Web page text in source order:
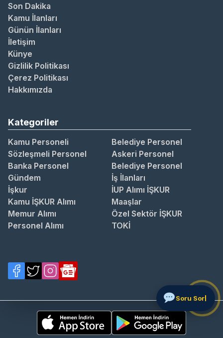
Son Dakika
Kamu İlanları
Günün İlanları
İletişim
Künye
Gizlilik Politikası
Çerez Politikası
Hakkımızda
Kategoriler
Kamu Personeli
Belediye Personel
Sözleşmeli Personel
Askeri Personel
Banka Personel
Belediye Personel
Gündem
İş İlanları
İşkur
İUP Alımı İŞKUR
Kamu İŞKUR Alımı
Maaşlar
Memur Alımı
Özel Sektör İŞKUR
Personel Alımı
TOKİ
Sor